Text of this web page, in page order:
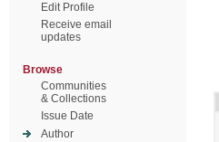
Edit Profile
Receive email
updates
Browse
Communities
& Collections
Issue Date
Author